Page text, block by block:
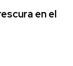
en el